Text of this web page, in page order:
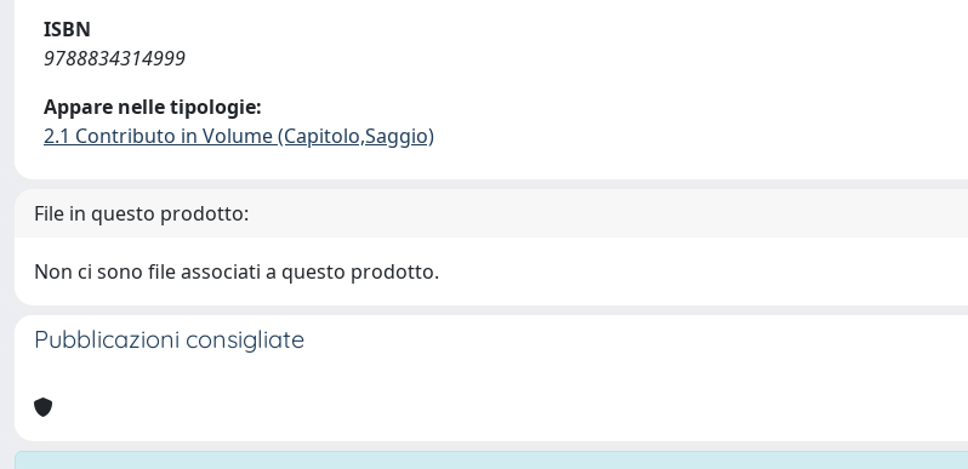
ISBN
9788834314999
Appare nelle tipologie:
2.1 Contributo in Volume (Capitolo,Saggio)
File in questo prodotto:
Non ci sono file associati a questo prodotto.
Pubblicazioni consigliate